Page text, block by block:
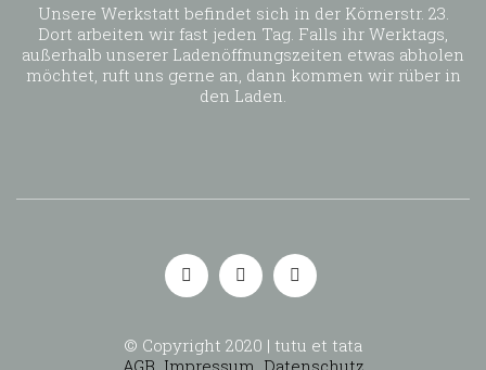
Unsere Werkstatt befindet sich in der Körnerstr. 23.
Dort arbeiten wir fast jeden Tag. Falls ihr Werktags,
außerhalb unserer Ladenöffnungszeiten etwas abholen
möchtet, ruft uns gerne an, dann kommen wir rüber in
den Laden.
© Copyright 2020 | tutu et tata
AGB Impressum Datenschutz